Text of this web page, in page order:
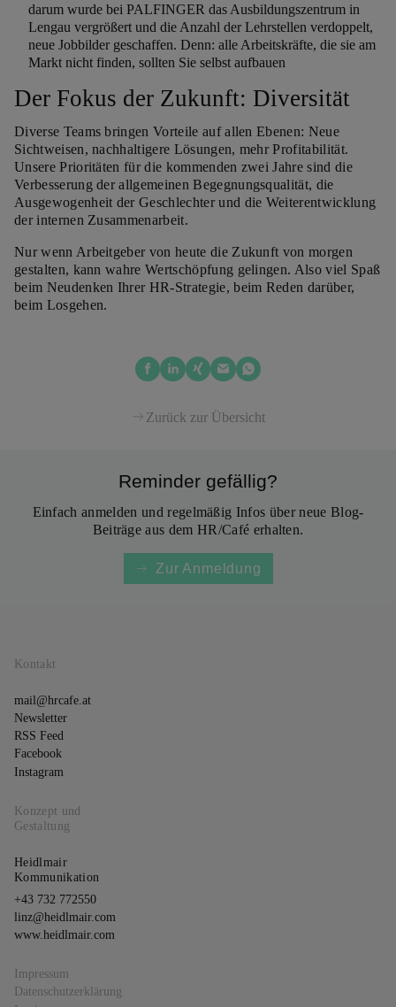
darum wurde bei PALFINGER das Ausbildungszentrum in
Lengau vergrößert und die Anzahl der Lehrstellen verdoppelt,
neue Jobbilder geschaffen. Denn: alle Arbeitskräfte, die sie am
Markt nicht finden, sollten Sie selbst aufbauen
Der Fokus der Zukunft: Diversität
Diverse Teams bringen Vorteile auf allen Ebenen: Neue
Sichtweisen, nachhaltigere Lösungen, mehr Profitabilität.
Unsere Prioritäten für die kommenden zwei Jahre sind die
Verbesserung der allgemeinen Begegnungsqualität, die
Ausgewogenheit der Geschlechter und die Weiterentwicklung
der internen Zusammenarbeit.
Nur wenn Arbeitgeber von heute die Zukunft von morgen
gestalten, kann wahre Wertschöpfung gelingen. Also viel Spaß
beim Neudenken Ihrer HR-Strategie, beim Reden darüber,
beim Losgehen.
Zurück zur Übersicht
Reminder gefällig?
Einfach anmelden und regelmäßig Infos über neue Blog-
Beiträge aus dem HR/Café erhalten.
Zur Anmeldung
Kontakt
mail@hrcafe.at
Newsletter
RSS Feed
Facebook
Instagram
Konzept und
Gestaltung
Heidlmair
Kommunikation
+43 732 772550
linz@heidlmair.com
www.heidlmair.com
Impressum
Datenschutzerklärung